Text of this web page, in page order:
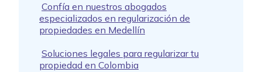
Confía en nuestros abogados
especializados en regularización de
propiedades en Medellín
Soluciones legales para regularizar tu
propiedad en Colombia